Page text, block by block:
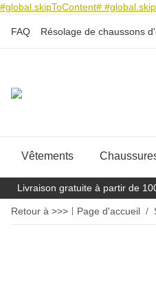
#global.skipToContent#
FAQ Résolage de chaussons
Vêtements
Livraison gratuite à partir de
Retour à >>> Page d'accueil